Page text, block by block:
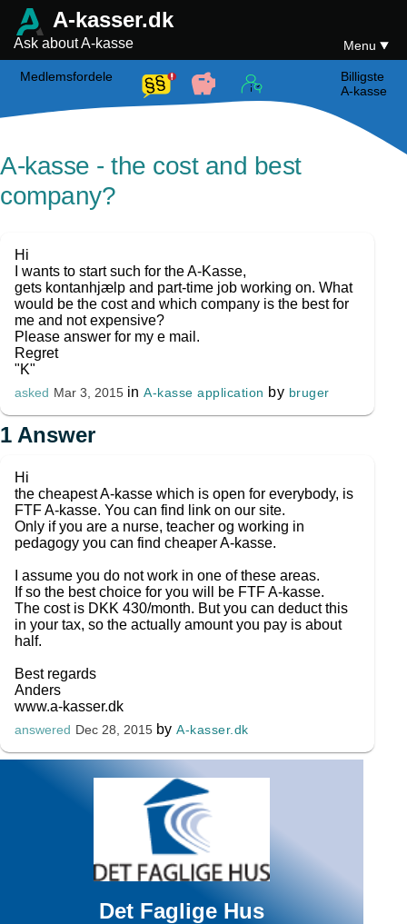
A-kasser.dk
Ask about A-kasse Menu
Medlemsfordele
Billigste
A-kasse
A-kasse - the cost and best
company?
Hi
I wants to start such for the A-Kasse,
gets kontanhjælp and part-time job working on. What
would be the cost and which company is the best for
me and not expensive?
Please answer for my e mail.
Regret
"K"
asked Mar 3, 2015 inA-kasse application by bruger
1 Answer
Hi
the cheapest A-kasse which is open for everybody, is
FTF A-kasse. You can find link on our site.
Only if you are a nurse, teacher og working in
pedagogy you can find cheaper A-kasse.
I assume you do not work in one of these areas.
If so the best choice for you will be FTF A-kasse.
The cost is DKK 430/month. But you can deduct this
in your tax, so the actually amount you pay is about
half.
Best regards
Anders
www.a-kasser.dk
answered Dec 28, 2015 byA-kasser.dk
Det Faglige Hus